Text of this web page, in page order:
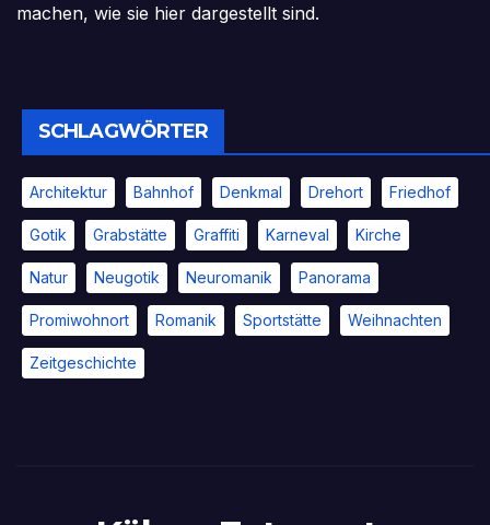
machen, wie sie hier dargestellt sind.
SCHLAGWÖRTER
Architektur Bahnhof Denkmal Drehort Friedhof
Gotik Grabstätte Graffiti Karneval Kirche
Natur Neugotik Neuromanik Panorama
Promiwohnort Romanik Sportstätte Weihnachten
Zeitgeschichte